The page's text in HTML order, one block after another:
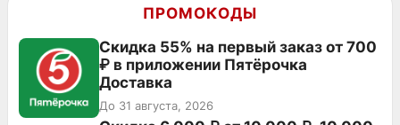
ПРОМОКОДЫ
Скидка 55% на первый заказ от 700
₽ в приложении Пятёрочка
Доставка
До 31 августа, 2026